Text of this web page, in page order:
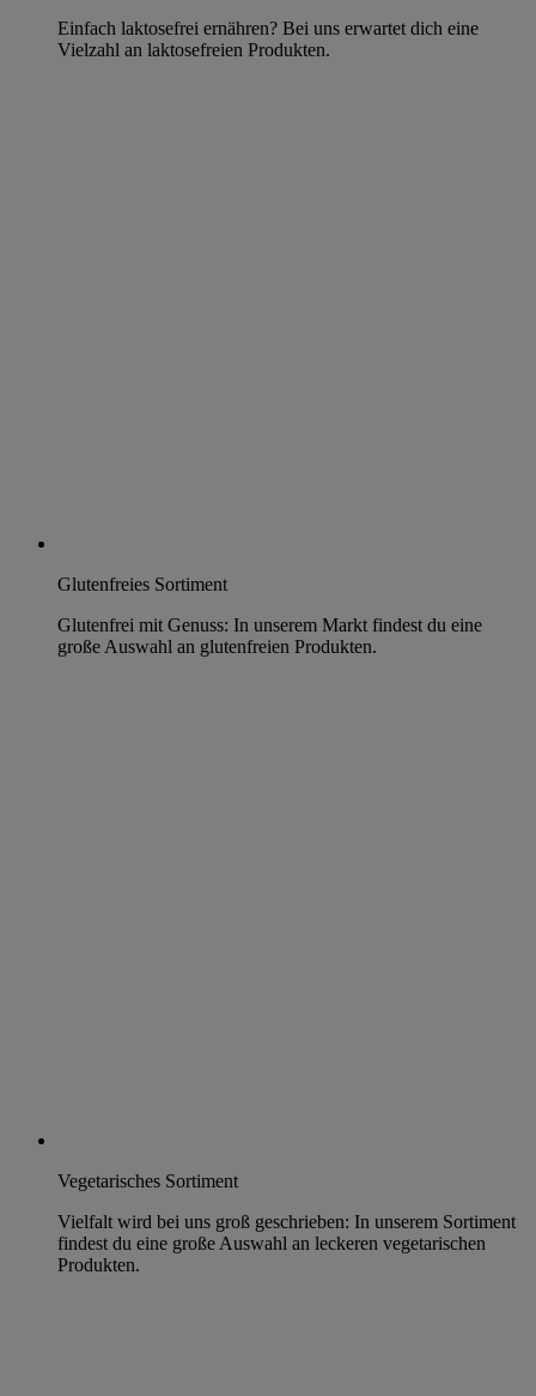
Einfach laktosefrei ernähren? Bei uns erwartet dich eine
Vielzahl an laktosefreien Produkten.
Glutenfreies Sortiment
Glutenfrei mit Genuss: In unserem Markt findest du eine
große Auswahl an glutenfreien Produkten.
Vegetarisches Sortiment
Vielfalt wird bei uns groß geschrieben: In unserem Sortiment
findest du eine große Auswahl an leckeren vegetarischen
Produkten.